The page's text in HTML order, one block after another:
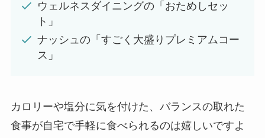
ウェルネスダイニングの「おためしセッ
ト」
ナッシュの「すごく大盛りプレミアムコー
ス」
カロリーや塩分に気を付けた、バランスの取れた
食事が自宅で手軽に食べられるのは嬉しいですよ